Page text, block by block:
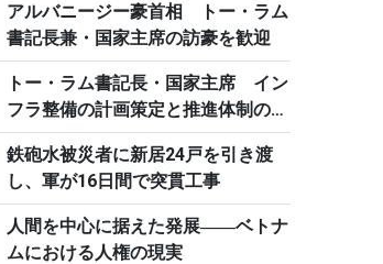
アルバニージー豪首相 トー・ラム
書記長兼・国家主席の訪豪を歓迎
トー・ラム書記長・国家主席 イン
フラ整備の計画策定と推進体制の刷
新を要求
鉄砲水被災者に新居24戸を引き渡
し、軍が16日間で突貫工事
人間を中心に据えた発展――ベトナ
ムにおける人権の現実